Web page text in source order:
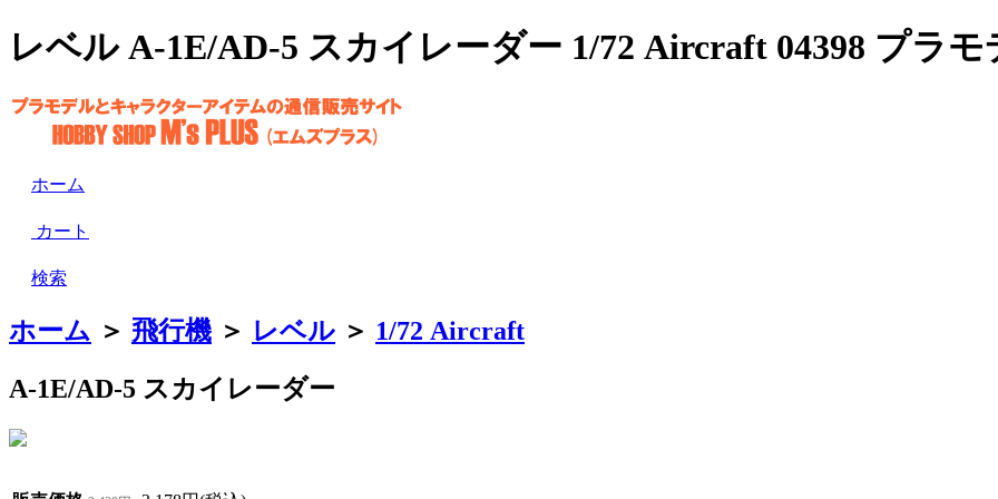
レベル A-1E/AD-5 スカイレーダー 1/72 Aircraft 04398 プラモ
ホーム
カート
検索
ホーム ＞ 飛行機 ＞ レベル ＞ 1/72 Aircraft
A-1E/AD-5 スカイレーダー